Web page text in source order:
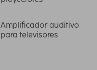
Amplificador auditivo
para televisores